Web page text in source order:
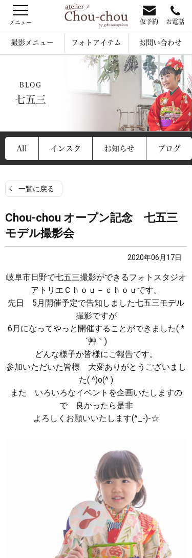
仮予約 お電話
撮影メニュー フォトアイテム お問い合わせ
BLOG
七五三
All インスタ お知らせ ブログ
一覧に戻る
Chou-chou オープン記念 七五三
モデル撮影会
2020年06月17日
岐阜市日野で七五三撮影ができるフォトスタジオ
アトリエＣｈｏｕ－ｃｈｏｕです。
先日 5月開催予定で告知しました七五三モデル
撮影ですが
6月になってやっと開催することができました( *
´艸｀)
どんな様子か皆様にご報告です。
参加いただいた皆様 大変ありがとうございまし
た( ^)o(^ )
また いろいろなイベントを企画いたしますの
で 良かったら是非
よろしくお願いいたします(^_-)-☆